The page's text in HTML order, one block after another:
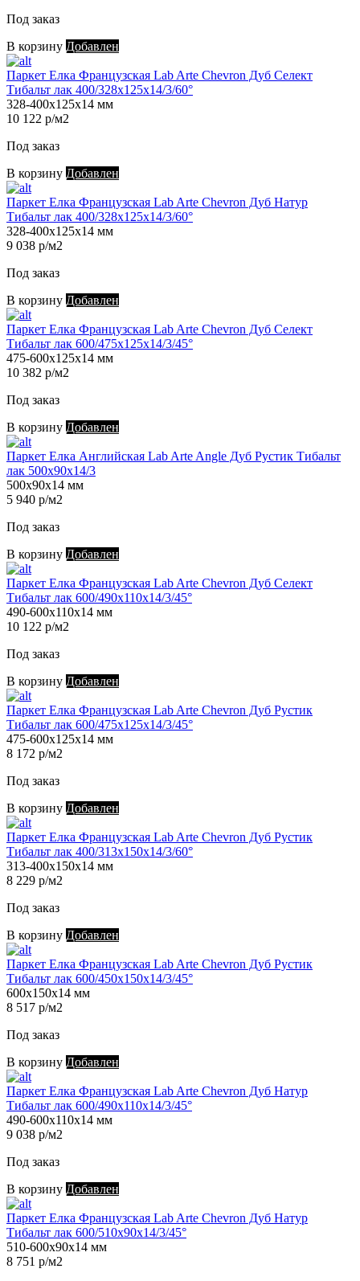
Под заказ
В корзину Добавлен
Паркет Елка Французская Lab Arte Chevron Дуб Селект
Тибальт лак 400/328х125х14/3/60°
328-400х125х14 мм
10 122 р/м2
Под заказ
В корзину Добавлен
Паркет Елка Французская Lab Arte Chevron Дуб Натур
Тибальт лак 400/328х125х14/3/60°
328-400х125х14 мм
9 038 р/м2
Под заказ
В корзину Добавлен
Паркет Елка Французская Lab Arte Chevron Дуб Селект
Тибальт лак 600/475х125х14/3/45°
475-600х125х14 мм
10 382 р/м2
Под заказ
В корзину Добавлен
Паркет Елка Английская Lab Arte Angle Дуб Рустик Тибальт
лак 500х90х14/3
500х90х14 мм
5 940 р/м2
Под заказ
В корзину Добавлен
Паркет Елка Французская Lab Arte Chevron Дуб Селект
Тибальт лак 600/490х110х14/3/45°
490-600х110х14 мм
10 122 р/м2
Под заказ
В корзину Добавлен
Паркет Елка Французская Lab Arte Chevron Дуб Рустик
Тибальт лак 600/475х125х14/3/45°
475-600х125х14 мм
8 172 р/м2
Под заказ
В корзину Добавлен
Паркет Елка Французская Lab Arte Chevron Дуб Рустик
Тибальт лак 400/313х150х14/3/60°
313-400х150х14 мм
8 229 р/м2
Под заказ
В корзину Добавлен
Паркет Елка Французская Lab Arte Chevron Дуб Рустик
Тибальт лак 600/450х150х14/3/45°
600х150х14 мм
8 517 р/м2
Под заказ
В корзину Добавлен
Паркет Елка Французская Lab Arte Chevron Дуб Натур
Тибальт лак 600/490х110х14/3/45°
490-600х110х14 мм
9 038 р/м2
Под заказ
В корзину Добавлен
Паркет Елка Французская Lab Arte Chevron Дуб Натур
Тибальт лак 600/510х90х14/3/45°
510-600х90х14 мм
8 751 р/м2